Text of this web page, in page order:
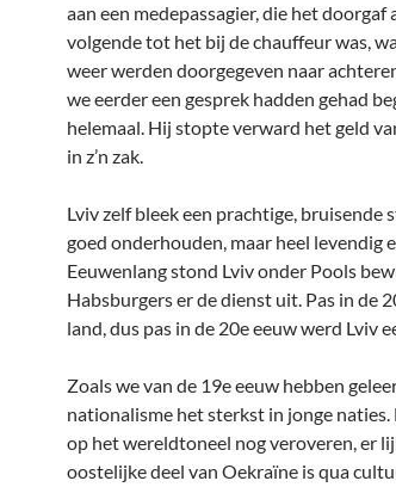
aan een medepassagier, die het doorgaf
volgende tot het bij de chauffeur was,
weer werden doorgegeven naar
we eerder een gesprek hadden gehad
helemaal. Hij stopte verward het geld
in z’n zak.
Lviv zelf bleek een prachtige, bruisende
goed onderhouden, maar heel levendig
Eeuwenlang stond Lviv onder Pools
Habsburgers er de dienst uit. Pas in de
land, dus pas in de 20e eeuw werd Lviv
Zoals we van de 19e eeuw hebben
nationalisme het sterkst in jonge
op het wereldtoneel nog veroveren, er
oostelijke deel van Oekraïne is qua